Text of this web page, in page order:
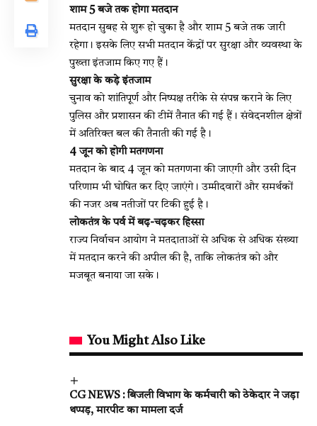
शाम 5 बजे तक होगा मतदान
मतदान सुबह से शुरू हो चुका है और शाम 5 बजे तक जारी
रहेगा। इसके लिए सभी मतदान केंद्रों पर सुरक्षा और व्यवस्था के
पुख्ता इंतजाम किए गए हैं।
सुरक्षा के कड़े इंतजाम
चुनाव को शांतिपूर्ण और निष्पक्ष तरीके से संपन्न कराने के लिए
पुलिस और प्रशासन की टीमें तैनात की गई हैं। संवेदनशील क्षेत्रों
में अतिरिक्त बल की तैनाती की गई है।
4 जून को होगी मतगणना
मतदान के बाद 4 जून को मतगणना की जाएगी और उसी दिन
परिणाम भी घोषित कर दिए जाएंगे। उम्मीदवारों और समर्थकों
की नजर अब नतीजों पर टिकी हुई है।
लोकतंत्र के पर्व में बढ़-चढ़कर हिस्सा
राज्य निर्वाचन आयोग ने मतदाताओं से अधिक से अधिक संख्या
में मतदान करने की अपील की है, ताकि लोकतंत्र को और
मजबूत बनाया जा सके।
You Might Also Like
CG NEWS : बिजली विभाग के कर्मचारी को ठेकेदार ने जड़ा
थप्पड़, मारपीट का मामला दर्ज